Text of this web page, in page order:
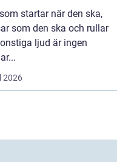
startar när den ska,
som den ska och rullar
ljud är ingen
2026